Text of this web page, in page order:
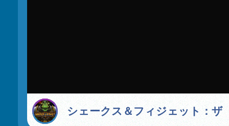
シェークス＆フィジェット：